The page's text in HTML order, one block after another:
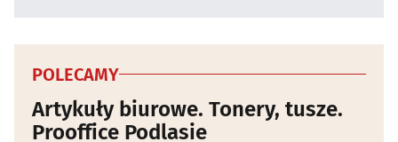
POLECAMY
Artykuły biurowe. Tonery, tusze.
Prooffice Podlasie